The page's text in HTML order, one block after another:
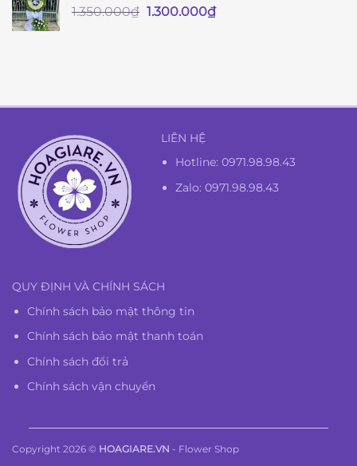
1.350.000₫ Giá
1.300.000₫Giá
LIÊN HỆ
Hotline:0971.98.98.43
Zalo: 0971.98.98.43
QUY ĐỊNH VÀ CHÍNH SÁCH
Chính sách bảo mật thông tin
Chính sách bảo mật thanh toán
Chính sách đổi trả
Chính sách vận chuyển
Copyright 2026 © HOAGIARE.VN - Flower Shop